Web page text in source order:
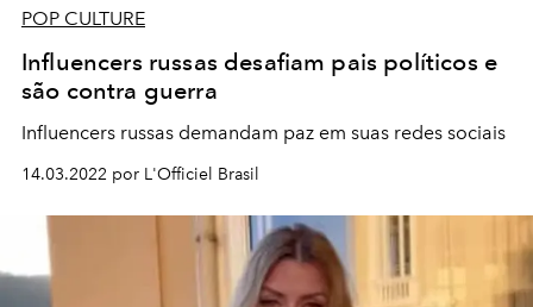
POP CULTURE
Influencers russas desafiam pais políticos e
são contra guerra
Influencers russas demandam paz em suas redes sociais
14.03.2022 por L'Officiel Brasil